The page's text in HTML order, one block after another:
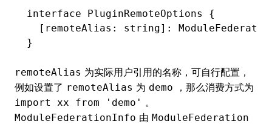
interface PluginRemoteOptions
{
  [remoteAlias
: string] :
}
remoteAlias 为实际用户引用的名称，可自行配置，
例如设置了 remoteAlias 为 demo ，那么消费方式为
import xx from 'demo' 。
ModuleFederationInfo 由 ModuleFederation